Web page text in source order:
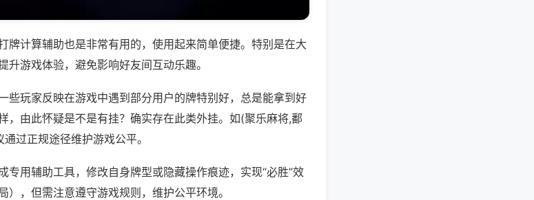
牌计算辅助也是非常有用的，使用起来简单便捷。特别是在大
游戏体验，避免影响好友间互动乐趣。
些玩家反映在游戏中遇到部分用户的牌特别好，总是能拿到好
，由此怀疑是不是有挂？确实存在此类外挂。如(聚乐麻将,鄱
过正规途径维护游戏公平。
专用辅助工具，修改自身牌型或隐藏操作痕迹，实现“必胜”效
，但需注意遵守游戏规则，维护公平环境。